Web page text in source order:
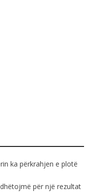
ka përkrahjen e plotë
për një rezultat